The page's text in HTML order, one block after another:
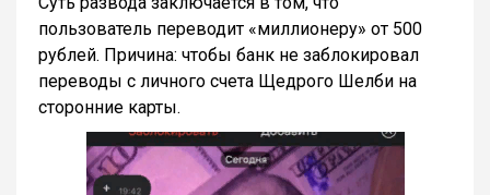
пользователь переводит «миллионеру» от 500
рублей. Причина: чтобы банк не заблокировал
переводы с личного счета Щедрого Шелби на
сторонние карты.